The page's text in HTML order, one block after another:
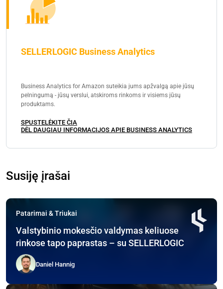
SELLERLOGIC Business Analytics
Business Analytics for Amazon suteikia jums apžvalgą apie jūsų
pelningumą - jūsų verslui, atskiroms rinkoms ir visiems jūsų
produktams.
SPUSTELĖKITE ČIA
DĖL DAUGIAU INFORMACIJOS APIE BUSINESS ANALYTICS
Susiję įrašai
Patarimai & Triukai
Valstybinio mokesčio valdymas keliuose
rinkose tapo paprastas – su SELLERLOGIC
Daniel Hannig